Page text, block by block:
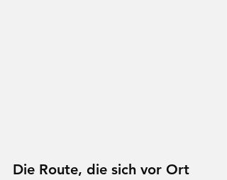
Die Route, die sich vor Ort